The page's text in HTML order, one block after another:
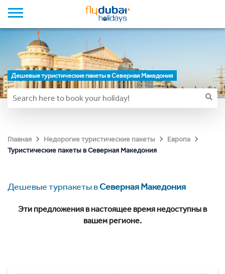
Дешевые туристические пакеты в Северная Македония
Главная Недорогие туристические пакеты
Европа
Туристические пакеты в Северная Македония
Дешевые турпакеты вСеверная Македония
Эти предложения в настоящее время недоступны в
вашем регионе.